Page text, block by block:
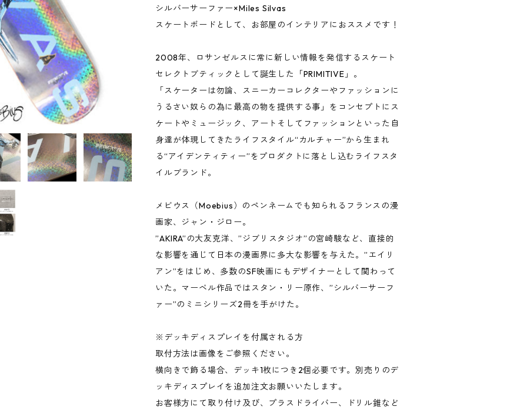
シルバーサーファー×Miles Silvas
スケートボードとして、お部屋のインテリアにおススメです！
2008年、ロサンゼルスに常に新しい情報を発信するスケート
セレクトブティックとして誕生した「PRIMITIVE」。
「スケーターは勿論、スニーカーコレクターやファッションに
うるさい奴らの為に最高の物を提供する事」をコンセプトにス
ケートやミュージック、アートそしてファッションといった自
身達が体現してきたライフスタイル“カルチャー”から生まれ
る“アイデンティティー”をプロダクトに落とし込むライフスタ
イルブランド。
メビウス（Moebius）のペンネームでも知られるフランスの漫
画家、ジャン・ジロー。
”AKIRA”の大友克洋、”ジブリスタジオ”の宮崎駿など、直接的
な影響を通じて日本の漫画界に多大な影響を与えた。”エイリ
アン”をはじめ、多数のSF映画にもデザイナーとして関わって
いた。マーベル作品ではスタン・リー原作、”シルバーサーフ
ァー”のミニシリーズ2冊を手がけた。
※デッキディスプレイを付属される方
取付方法は画像をご参照ください。
横向きで飾る場合、デッキ1枚につき2個必要です。別売りのデ
ッキディスプレイを追加注文お願いいたします。
お客様方にて取り付け及び、プラスドライバー、ドリル錐など